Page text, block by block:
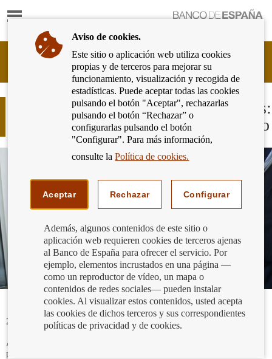
Mostrar
Ir
página
de
inicio
del
Banco
de
España
Cliente
Bancario
Banco
España
Eurosistema,
Ayuda a tus mayores con sus finanzas:
sacar efectivo de un cajero automático
23/06/2022
Aunque estemos en la era digital, el efectivo sigue siendo un medio de
pago fundamental. Una de las formas más sencillas de obtener efectivo es
Aviso de cookies.
Este sitio o aplicación web utiliza cookies
propias y de terceros para mejorar su
funcionamiento, visualización y recogida de
estadísticas. Puede aceptar todas las cookies
pulsando el botón "Aceptar", rechazarlas
pulsando el botón “Rechazar” o
configurarlas pulsando el botón
"Configurar". Para más información,
consulte laPolítica de cookies.
Aceptar Rechazar Configurar
Además, algunos contenidos de este sitio o
aplicación web requieren cookies de terceros ajenas
al Banco de España para ofrecer el servicio. Por
ejemplo, elementos incrustados en una página —
como un reproductor de vídeo, un mapa o
contenidos de redes sociales— pueden instalar
cookies. Al visualizar estos contenidos, usted acepta
las cookies de dichos terceros y sus correspondientes
políticas de privacidad y de cookies.